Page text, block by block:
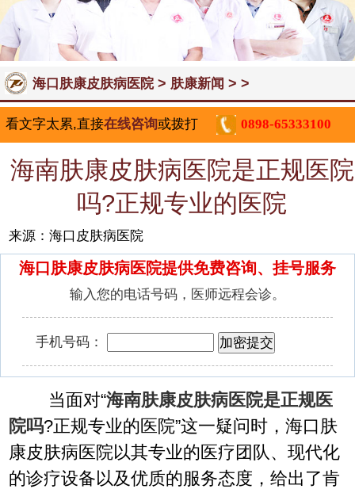
海口肤康皮肤病医院> 肤康新闻 > >
看文字太累,直接在线咨询或拨打 0898-65333100
海南肤康皮肤病医院是正规医院
吗?正规专业的医院
来源：海口皮肤病医院
海口肤康皮肤病医院提供免费咨询、挂号服务
输入您的电话号码，医师远程会诊。
手机号码：
当面对“海南肤康皮肤病医院是正规医
院吗?正规专业的医院”这一疑问时，海口肤
康皮肤病医院以其专业的医疗团队、现代化
的诊疗设备以及优质的服务态度，给出了肯